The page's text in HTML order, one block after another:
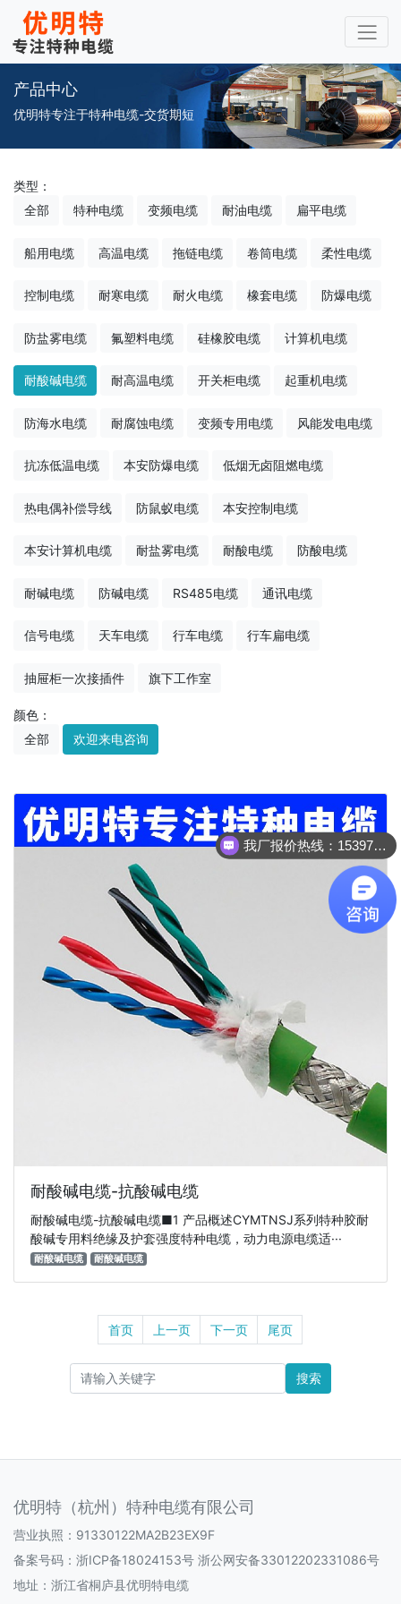
产品中心
优明特专注于特种电缆-交货期短
类型：
全部
特种电缆 变频电缆 耐油电缆 扁平电缆
船用电缆 高温电缆 拖链电缆 卷筒电缆 柔性电缆
控制电缆 耐寒电缆 耐火电缆 橡套电缆 防爆电缆
防盐雾电缆 氟塑料电缆 硅橡胶电缆 计算机电缆
耐酸碱电缆 耐高温电缆 开关柜电缆 起重机电缆
防海水电缆 耐腐蚀电缆 变频专用电缆 风能发电电缆
抗冻低温电缆 本安防爆电缆 低烟无卤阻燃电缆
热电偶补偿导线 防鼠蚁电缆 本安控制电缆
本安计算机电缆 耐盐雾电缆 耐酸电缆 防酸电缆
耐碱电缆 防碱电缆 RS485电缆 通讯电缆
信号电缆 天车电缆 行车电缆 行车扁电缆
抽屉柜一次接插件 旗下工作室
颜色：
全部
欢迎来电咨询
耐酸碱电缆-抗酸碱电缆
耐酸碱电缆-抗酸碱电缆■1 产品概述CYMTNSJ系列特种胶耐
酸碱专用料绝缘及护套强度特种电缆，动力电源电缆适···
耐酸碱电缆 耐酸碱电缆
首页 上一页 下一页 尾页
搜索
优明特（杭州）特种电缆有限公司
营业执照：91330122MA2B23EX9F
备案号码： 浙ICP备18024153号 浙公网安备33012202331086号
地址：浙江省桐庐县优明特电缆
我厂报价热线：15397022236
你们是怎么收费的呢？